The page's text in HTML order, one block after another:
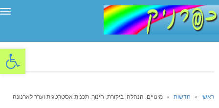
פתח
ראשי » חדשות » מינויים: הנהלה, ביקורת, חינוך, תכנית אסטרטגית וערר לארנונה